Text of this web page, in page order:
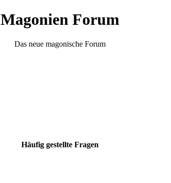
Magonien Forum
Das neue magonische Forum
Häufig gestellte Fragen